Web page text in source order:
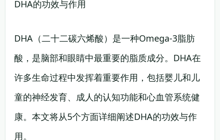
DHA的功效与作用
DHA（二十二碳六烯酸）是一种Omega-3脂肪
酸，是脑部和眼睛中最重要的脂质成分。DHA在
许多生命过程中发挥着重要作用，包括婴儿和儿
童的神经发育、成人的认知功能和心血管系统健
康。本文将从5个方面详细阐述DHA的功效与作
用。